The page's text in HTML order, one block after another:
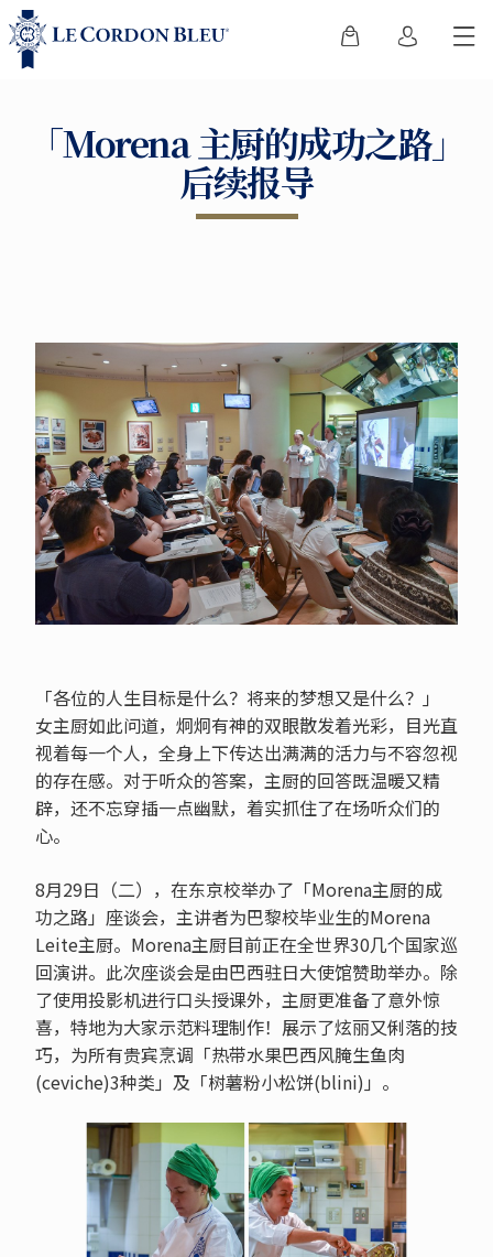
「Morena 主厨的成功之路」
后续报导
「各位的人生目标是什么？将来的梦想又是什么？」
女主厨如此问道，炯炯有神的双眼散发着光彩，目光直
视着每一个人，全身上下传达出满满的活力与不容忽视
的存在感。对于听众的答案，主厨的回答既温暖又精
辟，还不忘穿插一点幽默，着实抓住了在场听众们的
心。
8月29日（二），在东京校举办了「Morena主厨的成
功之路」座谈会，主讲者为巴黎校毕业生的Morena
Leite主厨。Morena主厨目前正在全世界30几个国家巡
回演讲。此次座谈会是由巴西驻日大使馆赞助举办。除
了使用投影机进行口头授课外，主厨更准备了意外惊
喜，特地为大家示范料理制作！展示了炫丽又俐落的技
巧，为所有贵宾烹调「热带水果巴西风腌生鱼肉
(ceviche)3种类」及「树薯粉小松饼(blini)」。